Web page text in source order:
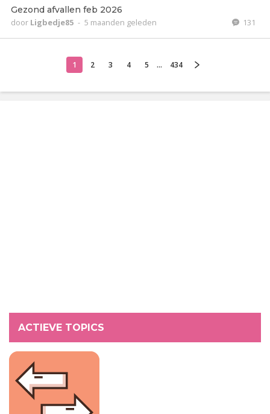
Gezond afvallen feb 2026
door Ligbedje85 - 5 maanden geleden 131
1 2 3 4 5 ... 434
ACTIEVE TOPICS